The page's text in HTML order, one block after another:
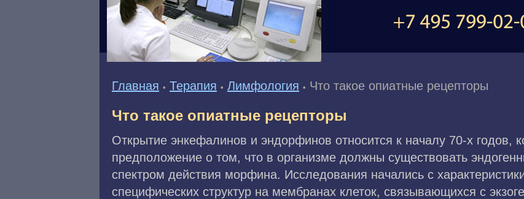
Главная • Терапия • Лимфология • Что такое опиатные рецепторы
Что такое опиатные рецепторы
Открытие энкефалинов и эндорфинов относится к началу 70-х годов,
предположение о том, что в организме должны существовать
спектром действия морфина. Исследования начались с
специфических структур на мембранах клеток, связывающихся с